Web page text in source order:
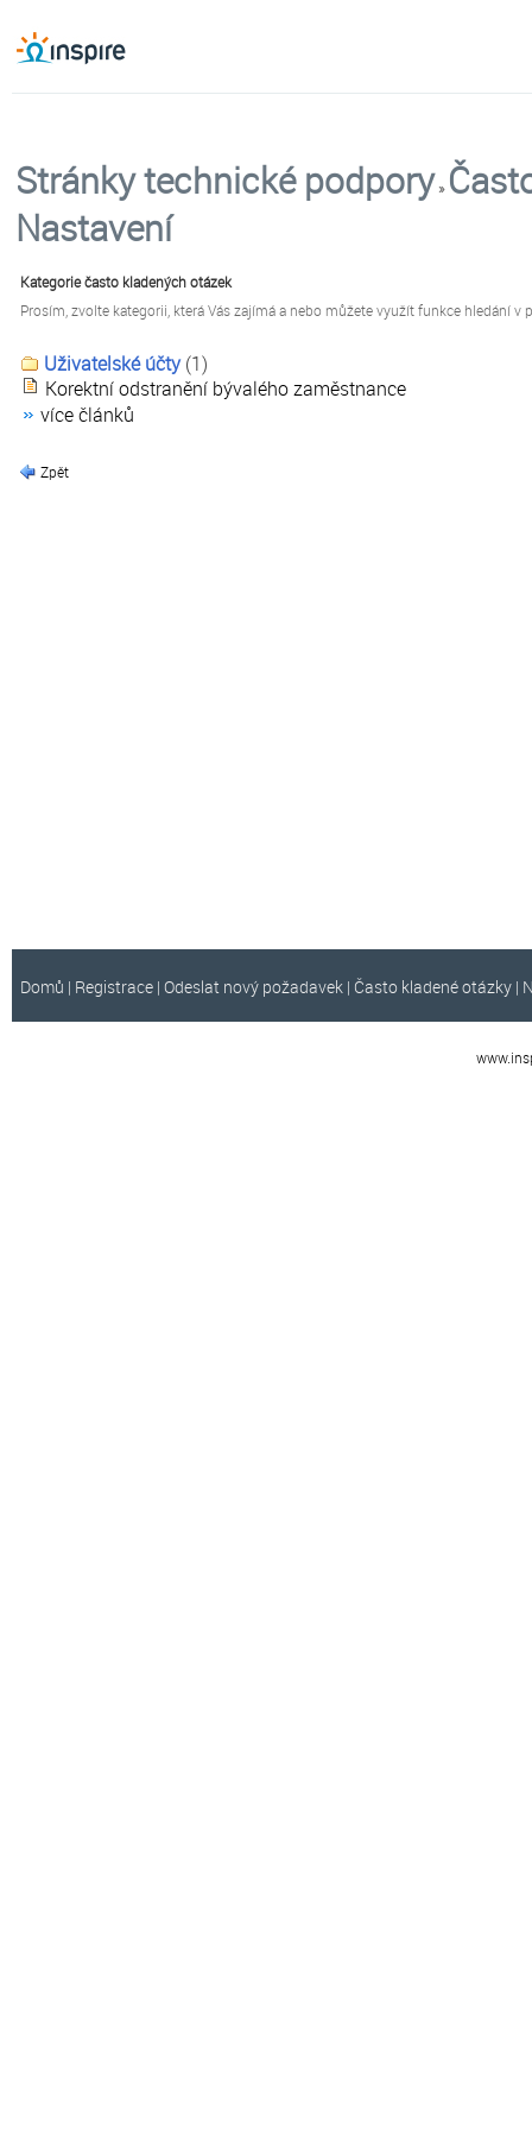
Stránky technické podpory »
Nastavení
Kategorie často kladených otázek
Prosím, zvolte kategorii, která Vás zajímá a nebo můžete využít funkce hledání v
Uživatelské účty(1)
Korektní odstranění bývalého zaměstnance
více článků
Zpět
Domů | Registrace | Odeslat nový požadavek | Často kladené otázky |